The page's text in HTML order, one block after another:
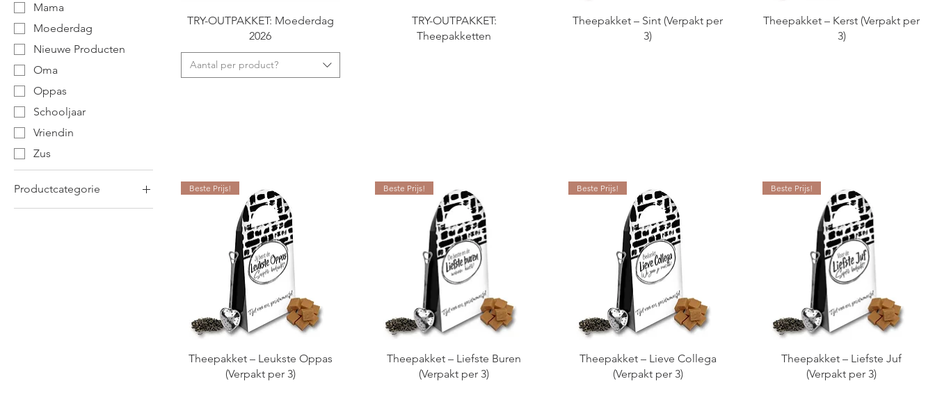
Mama
Moederdag
Nieuwe Producten
Oma
Oppas
Schooljaar
Vriendin
Zus
Productcategorie
TRY-OUTPAKKET: Moederdag
2026
Aantal per product?
TRY-OUTPAKKET:
Theepakketten
Theepakket – Sint (Verpakt per
3)
Theepakket – Kerst (Verpakt per
3)
Beste Prijs!
Theepakket – Leukste Oppas
(Verpakt per 3)
Beste Prijs!
Theepakket – Liefste Buren
(Verpakt per 3)
Beste Prijs!
Theepakket – Lieve Collega
(Verpakt per 3)
Beste Prijs!
Theepakket – Liefste Juf
(Verpakt per 3)